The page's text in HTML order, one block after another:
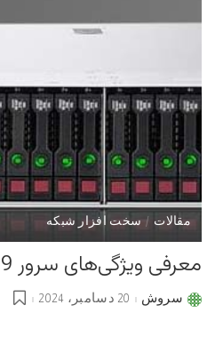
مقالات سخت افزار شبکه
معرفی ویژگی‌های سرور DL380 G9 اچ پی
Postedسروش 20 دسامبر، 2024